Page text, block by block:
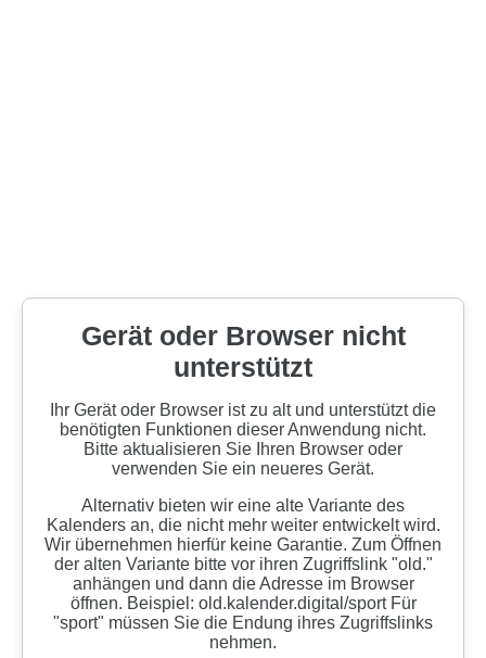
Gerät oder Browser nicht
unterstützt
Ihr Gerät oder Browser ist zu alt und unterstützt die
benötigten Funktionen dieser Anwendung nicht.
Bitte aktualisieren Sie Ihren Browser oder
verwenden Sie ein neueres Gerät.
Alternativ bieten wir eine alte Variante des
Kalenders an, die nicht mehr weiter entwickelt wird.
Wir übernehmen hierfür keine Garantie. Zum Öffnen
der alten Variante bitte vor ihren Zugriffslink "old."
anhängen und dann die Adresse im Browser
öffnen. Beispiel: old.kalender.digital/sport Für
"sport" müssen Sie die Endung ihres Zugriffslinks
nehmen.